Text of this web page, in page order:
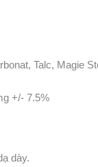
Talc, Magie
+/- 7.5%
dày.